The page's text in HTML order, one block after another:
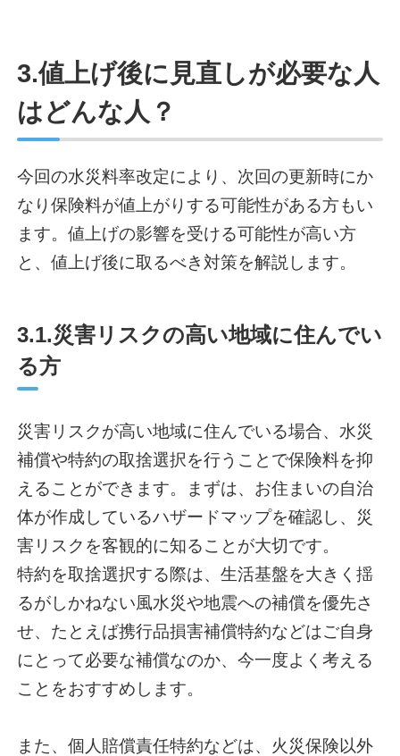
3.値上げ後に見直しが必要な人
はどんな人？
今回の水災料率改定により、次回の更新時にか
なり保険料が値上がりする可能性がある方もい
ます。値上げの影響を受ける可能性が高い方
と、値上げ後に取るべき対策を解説します。
3.1.災害リスクの高い地域に住んでい
る方
災害リスクが高い地域に住んでいる場合、水災
補償や特約の取捨選択を行うことで保険料を抑
えることができます。まずは、お住まいの自治
体が作成しているハザードマップを確認し、災
害リスクを客観的に知ることが大切です。
特約を取捨選択する際は、生活基盤を大きく揺
るがしかねない風水災や地震への補償を優先さ
せ、たとえば携行品損害補償特約などはご自身
にとって必要な補償なのか、今一度よく考える
ことをおすすめします。
また、個人賠償責任特約などは、火災保険以外